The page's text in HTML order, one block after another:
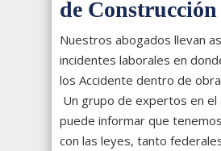
de Construcción
Nuestros abogados llevan
incidentes laborales en
los Accidente dentro de
Un grupo de expertos en el
puede informar que
con las leyes, tanto